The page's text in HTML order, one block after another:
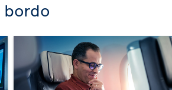
bordo